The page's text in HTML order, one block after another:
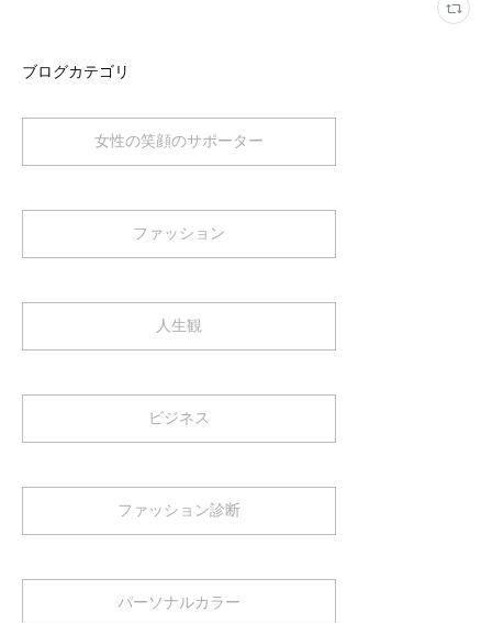
ブログカテゴリ
女性の笑顔のサポーター
ファッション
人生観
ビジネス
ファッション診断
パーソナルカラー